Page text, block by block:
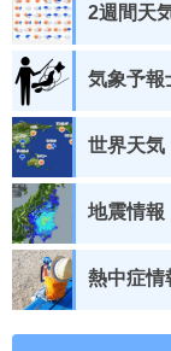
2週間天
気象予報
世界天気
地震情報
熱中症情